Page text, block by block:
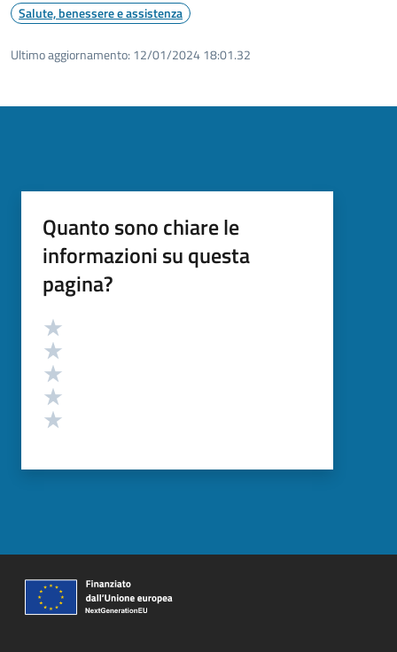
Salute, benessere e assistenza
Ultimo aggiornamento: 12/01/2024 18:01.32
Quanto sono chiare le
informazioni su questa
pagina?
Valutazione